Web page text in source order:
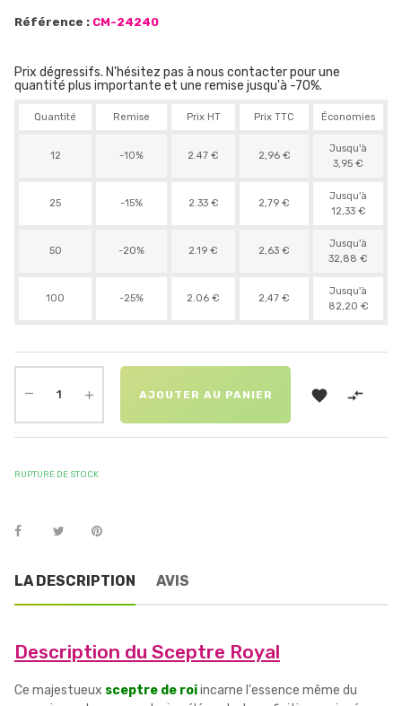
Référence : CM-24240
Prix dégressifs. N'hésitez pas à nous contacter pour une
quantité plus importante et une remise jusqu'à -70%.
Quantité Remise Prix HT Prix TTC Économies
12 -10% 2.47 € 2,96 €
Jusqu'à
3,95 €
25 -15% 2.33 € 2,79 €
Jusqu'à
12,33 €
50 -20% 2.19 € 2,63 €
Jusqu'à
32,88 €
100 -25% 2.06 € 2,47 €
Jusqu'à
82,20 €
AJOUTER AU PANIER  
RUPTURE DE STOCK
LA DESCRIPTION AVIS
Description du Sceptre Royal
Ce majestueux sceptre de roiincarne l'essence même du